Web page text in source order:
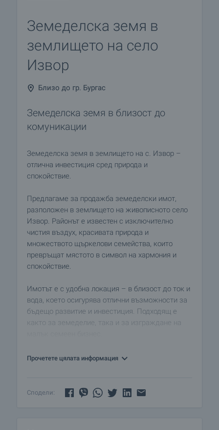
Земеделска земя в
землището на село
Извор
Близо до гр. Бургас
Земеделска земя в близост до
комуникации
Земеделска земя в землището на с. Извор –
отлична инвестиция сред природа и
спокойствие.
Предлагаме за продажба земеделски имот,
разположен в землището на живописното село
Извор. Районът е известен с изключително
чистия въздух, красивата природа и
множеството щъркелови семейства, които
превръщат мястото в символ на хармония и
спокойствие.
Имотът е с удобна локация – в близост до ток и
вода, което осигурява отлични възможности за
бъдещо развитие и инвестиция. Подходящ е
както за земеделие, така и за изграждане на
В близост се намират магазин, кафене и
Прочетете цялата информация
Сподели: